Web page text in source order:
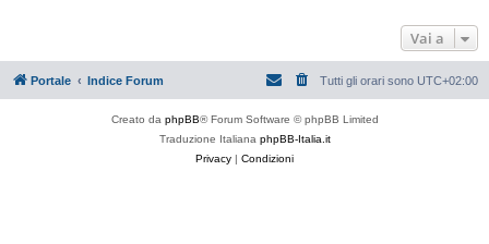
Vai a
Portale Indice Forum Tutti gli orari sono UTC+02:00
Creato da phpBB® Forum Software © phpBB Limited
Traduzione Italiana phpBB-Italia.it
Privacy | Condizioni